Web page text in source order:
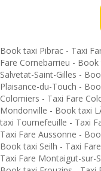
Book taxi Pibrac - Taxi
Fare Cornebarrieu - Book
Salvetat-Saint-Gilles -
Plaisance-du-Touch -
Colomiers - Taxi Fare
Mondonville - Book taxi
taxi Tournefeuille - Taxi
Taxi Fare Aussonne -
Book taxi Seilh - Taxi
Taxi Fare Montaigut-sur-